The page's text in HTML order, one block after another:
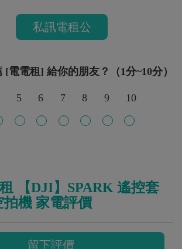
私訊電租公
電電租] 給你的朋友？（1分~10分）
5 6 7 8 9 10
【DJI】SPARK 遙控套
機 家電評價
留下評價